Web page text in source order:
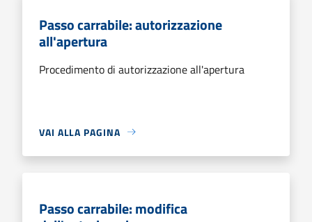
Passo carrabile: autorizzazione
all'apertura
Procedimento di autorizzazione all'apertura
VAI ALLA PAGINA
Passo carrabile: modifica